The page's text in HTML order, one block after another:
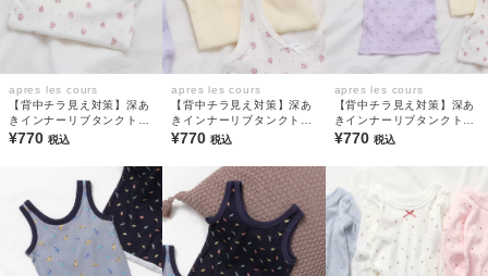
apres les cours
【背中チラ見え対策】深あ
きインナーリブタンクトッ
プ(綿100%)
¥770 税込
apres les cours
【背中チラ見え対策】深あ
きインナーリブタンクトッ
プ(綿100%)
¥770税込
apres les cours
【背中チラ見え対策】深あ
きインナーリブタンクトッ
プ(綿100%)
¥770 税込